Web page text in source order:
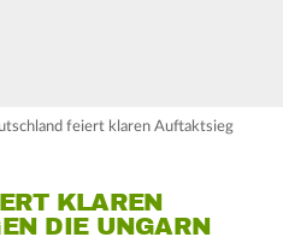
feiert klaren Auftaktsieg
KLAREN
DIE UNGARN